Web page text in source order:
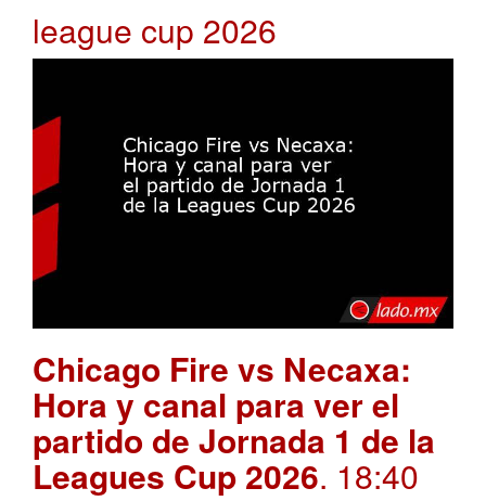
league cup 2026
Chicago Fire vs Necaxa:
Hora y canal para ver el
partido de Jornada 1 de la
Leagues Cup 2026. 18:40